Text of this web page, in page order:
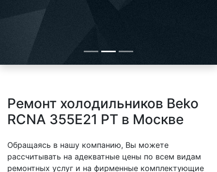
Ремонт холодильников Beko
RCNA 355E21 PT в Москве
Обращаясь в нашу компанию, Вы можете
рассчитывать на адекватные цены по всем видам
ремонтных услуг и на фирменные комплектующие